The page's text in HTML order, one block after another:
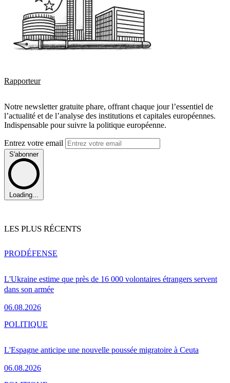
Rapporteur
Notre newsletter gratuite phare, offrant chaque jour l’essentiel de
l’actualité et de l’analyse des institutions et capitales européennes.
Indispensable pour suivre la politique européenne.
Entrez votre email
S'abonner
Loading...
LES PLUS RÉCENTS
L'Ukraine estime que près de 16 000 volontaires étrangers servent
dans son armée
06.08.2026
PRODÉFENSE
L'Espagne anticipe une nouvelle poussée migratoire à Ceuta
06.08.2026
POLITIQUE